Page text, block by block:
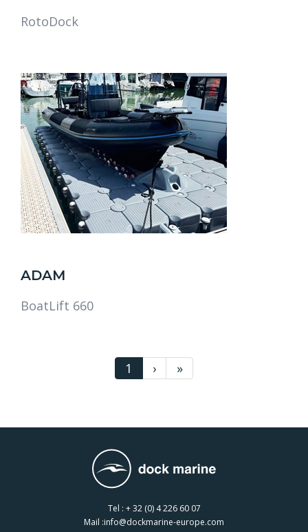
RotoDock
ADAM
BoatLift 660
1 › »
Tel : + 32 (0) 4 226 60 07
Mail :info@dockmarine-europe.com